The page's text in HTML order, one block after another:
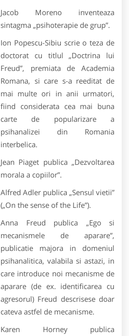
Jacob Moreno inventeaza
sintagma „psihoterapie de grup”.
Ion Popescu-Sibiu scrie o teza de
doctorat cu titlul „Doctrina lui
Freud”, premiata de Academia
Romana, si care s-a reeditat de
mai multe ori in anii urmatori,
fiind considerata cea mai buna
carte de popularizare a
psihanalizei din Romania
interbelica.
Jean Piaget publica „Dezvoltarea
morala a copiilor”.
Alfred Adler publica „Sensul vietii”
(„On the sense of the Life”).
Anna Freud publica „Ego si
mecanismele de aparare”,
publicatie majora in domeniul
psihanalitica, valabila si astazi, in
care introduce noi mecanisme de
aparare (de ex. identificarea cu
agresorul) Freud descrisese doar
cateva astfel de mecanisme.
Karen Horney publica